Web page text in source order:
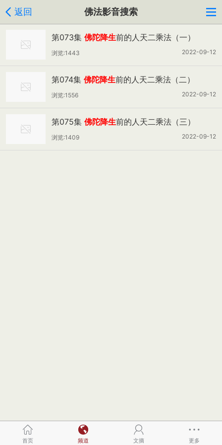
返回 佛法影音搜索
第073集 佛陀降生前的人天二乘法（一）
2022-09-12
浏览:1443
第074集 佛陀降生前的人天二乘法（二）
2022-09-12
浏览:1556
第075集 佛陀降生前的人天二乘法（三）
2022-09-12
浏览:1409
首页 频道 文摘 更多